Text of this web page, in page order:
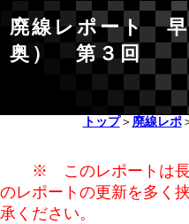
廃線レポート 早
奥） 第３回
トップ＞廃線レポ
※ このレポートは長
のレポートの更新を多く
承ください。